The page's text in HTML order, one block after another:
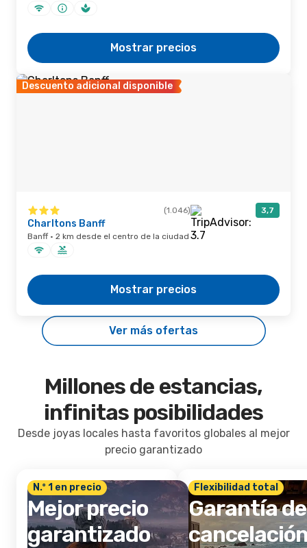
Mostrar precios
Descuento adicional disponible
(1.046) 3,7
Charltons Banff
Banff · 2 km desde el centro de la ciudad
Mostrar precios
Ver más ofertas
Millones de estancias,
infinitas posibilidades
Desde joyas locales hasta favoritos globales al mejor
precio garantizado
N.º 1 en precio
Mejor precio
garantizado
Flexibilidad total
Garantía de